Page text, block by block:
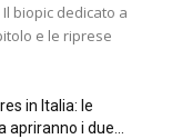
biopic dedicato a
e le riprese
in Italia: le
apriranno i due...